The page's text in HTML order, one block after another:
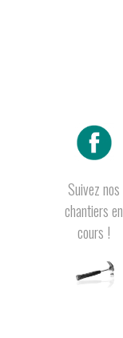
Suivez nos
chantiers en
cours !